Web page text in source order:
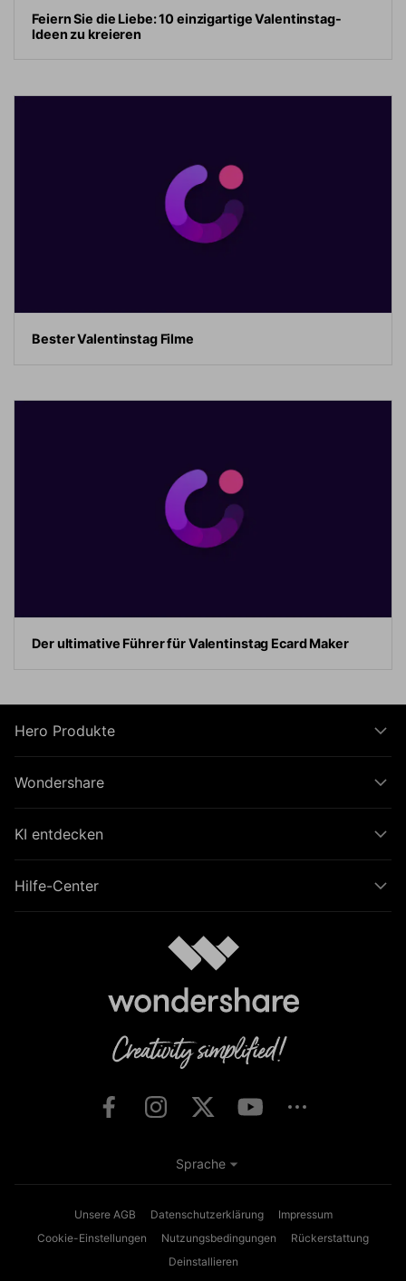
Feiern Sie die Liebe: 10 einzigartige Valentinstag-
Ideen zu kreieren
Bester Valentinstag Filme
Der ultimative Führer für Valentinstag Ecard Maker
Hero Produkte
Wondershare
KI entdecken
Hilfe-Center
Unsere AGB Datenschutzerklärung
Impressum
Cookie-Einstellungen
Nutzungsbedingungen
Rückerstattung
Deinstallieren
Sprache